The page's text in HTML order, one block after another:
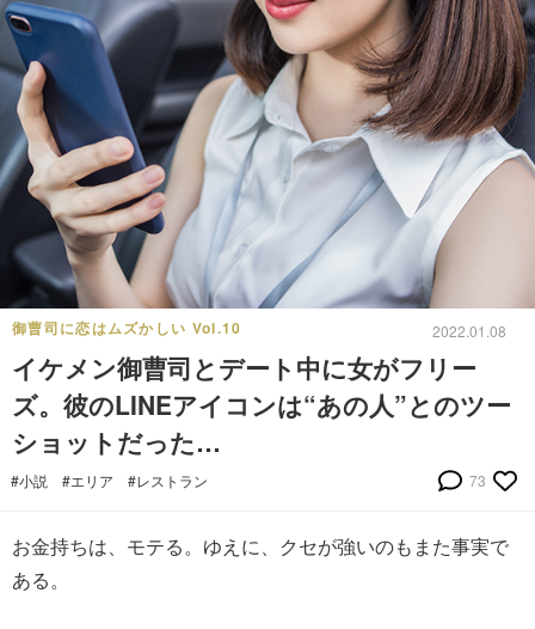
御曹司に恋はムズかしい Vol.10 2022.01.08
イケメン御曹司とデート中に女がフリー
ズ。彼のLINEアイコンは“あの人”とのツー
ショットだった…
#小説 #エリア #レストラン 73
お金持ちは、モテる。ゆえに、クセが強いのもまた事実で
ある。